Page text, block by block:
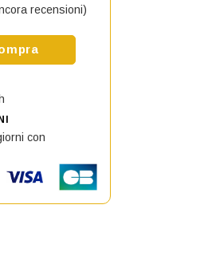
recensioni)
Specchio destro per
di Vetro Specchio
con